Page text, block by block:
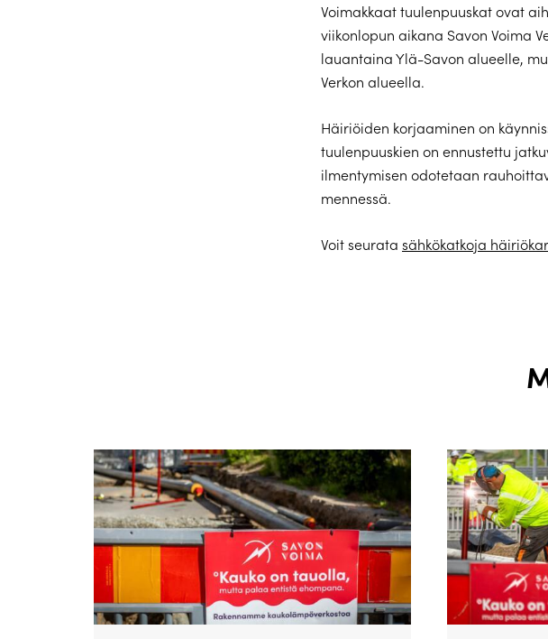
Voimakkaat tuulenpuuskat ovat
viikonlopun aikana Savon Voima
lauantaina Ylä-Savon alueelle,
Verkon alueella.
Häiriöiden korjaaminen on
tuulenpuuskien on ennustettu
ilmentymisen odotetaan
mennessä.
Voit seurata sähkökatkoja